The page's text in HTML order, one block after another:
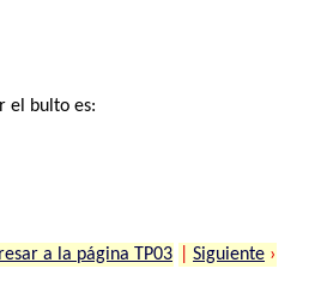
el bulto es:
a la página TP03 Siguiente ›